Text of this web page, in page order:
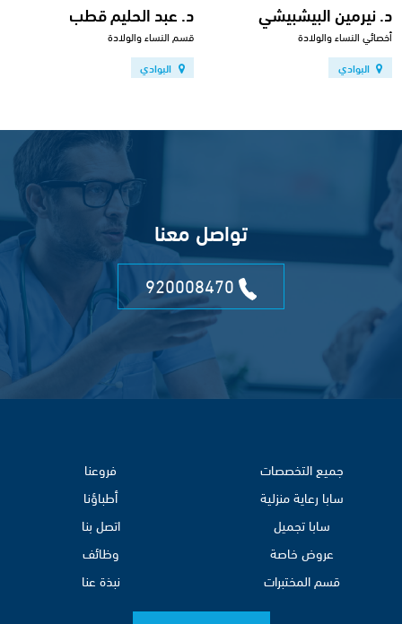
د. نيرمين البيشبيشي
أخصائي النساء والولادة
البوادي
د. عبد الحليم قطب
قسم النساء والولادة
البوادي
تواصل معنا
جميع التخصصات
سابا رعاية منزلية
سابا تجميل
عروض خاصة
قسم المختبرات
فروعنا
أطباؤنا
اتصل بنا
وظائف
نبذة عنا